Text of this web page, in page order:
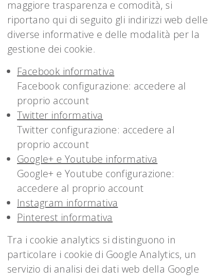
maggiore trasparenza e comodità, si
riportano qui di seguito gli indirizzi web delle
diverse informative e delle modalità per la
gestione dei cookie.
Facebook informativa
Facebook configurazione: accedere al
proprio account
Twitter informativa
Twitter configurazione: accedere al
proprio account
Google+ e Youtube informativa
Google+ e Youtube configurazione:
accedere al proprio account
Instagram informativa
Pinterest informativa
Tra i cookie analytics si distinguono in
particolare i cookie di Google Analytics, un
servizio di analisi dei dati web della Google